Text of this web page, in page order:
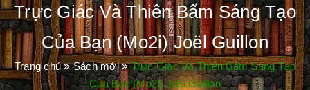
Trực Giác Và Thiên Bẩm Sáng Tạo
Của Bạn (Mo2i) Joël Guillon
Trang chủ Sách mới
Trực Giác Và Thiên Bẩm Sáng Tạo
Của Bạn (Mo2i) Joël Guillon